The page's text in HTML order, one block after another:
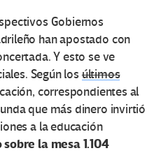
Gobiernos
han apostado con
Y esto se ve
Según losúltimos
correspondientes al
que más dinero invirtió
a la educación
la mesa 1.104